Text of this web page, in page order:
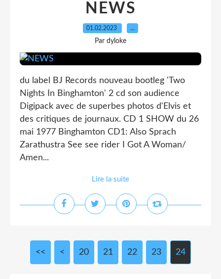
NEWS
01.02.2023 …
Par dyloke
du label BJ Records nouveau bootleg 'Two
Nights In Binghamton' 2 cd son audience
Digipack avec de superbes photos d'Elvis et
des critiques de journaux. CD 1 SHOW du 26
mai 1977 Binghamton CD1: Also Sprach
Zarathustra See see rider I Got A Woman/
Amen...
Lire la suite
<< < 10
20 21 22 23 24